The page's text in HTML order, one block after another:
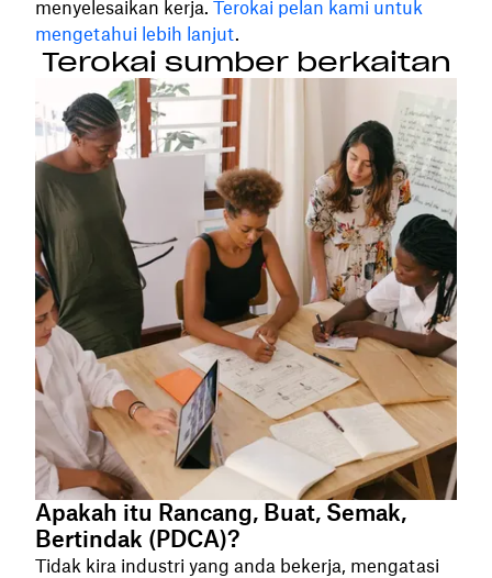
menyelesaikan kerja. Terokai pelan kami untuk
mengetahui lebih lanjut.
Terokai sumber berkaitan
Apakah itu Rancang, Buat, Semak,
Bertindak (PDCA)?
Tidak kira industri yang anda bekerja, mengatasi